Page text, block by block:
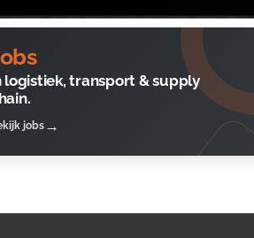
logistiek, transport & supply
jobs